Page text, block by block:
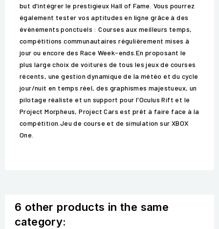
but d'intégrer le prestigieux Hall of Fame. Vous pourrez
également tester vos aptitudes en ligne grâce à des
évènements ponctuels : Courses aux meilleurs temps,
compétitions communautaires régulièrement mises à
jour ou encore des Race Week-ends.En proposant le
plus large choix de voitures de tous les jeux de courses
récents, une gestion dynamique de la météo et du cycle
jour/nuit en temps réel, des graphismes majestueux, un
pilotage réaliste et un support pour l'Oculus Rift et le
Project Morpheus, Project Cars est prêt à faire face à la
compétition.Jeu de course et de simulation sur XBOX
One.
6 other products in the same
category: